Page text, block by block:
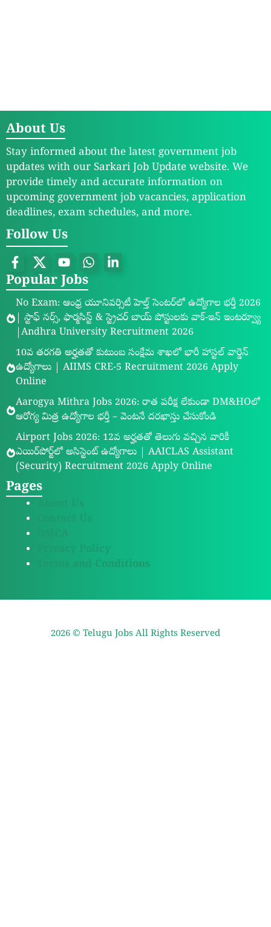
About Us
Stay informed about the latest government job
updates with our Sarkari Job Update website. We
provide timely and accurate information on
upcoming government job vacancies, application
deadlines, exam schedules, and more.
Follow Us
Popular Jobs
No Exam: ఆంధ్ర యూనివర్సిటీ హెల్త్ సెంటర్‌లో ఉద్యోగాల భర్తీ 2026
| స్టాఫ్ నర్స్, ఫార్మసిస్ట్ & స్ట్రెచర్ బాయ్ పోస్టులకు వాక్-ఇన్ ఇంటర్వ్యూ
|Andhra University Recruitment 2026
10వ తరగతి అర్హతతో కుటుంబ సంక్షేమ శాఖలో భారీ హాస్టల్ వార్డెన్
ఉద్యోగాలు | AIIMS CRE-5 Recruitment 2026 Apply
Online
Aarogya Mithra Jobs 2026: రాత పరీక్ష లేకుండా DM&HOలో
ఆరోగ్య మిత్ర ఉద్యోగాల భర్తీ – వెంటనే దరఖాస్తు చేసుకోండి
Airport Jobs 2026: 12వ అర్హతతో తెలుగు వచ్చిన వారికీ
ఎయిర్‌పోర్ట్‌లో అసిస్టెంట్ ఉద్యోగాలు | AAICLAS Assistant
(Security) Recruitment 2026 Apply Online
Pages
Privacy Policy
Terms and Conditions
2026 © Telugu Jobs All Rights Reserved